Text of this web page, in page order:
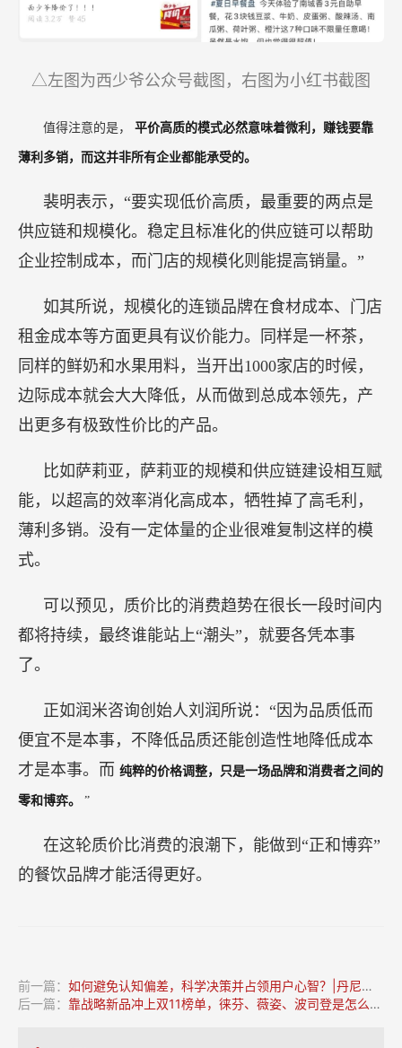
△左图为西少爷公众号截图，右图为小红书截图
值得注意的是， 平价高质的模式必然意味着微利，赚钱要靠
薄利多销，而这并非所有企业都能承受的。
裴明表示，“要实现低价高质，最重要的两点是
供应链和规模化。稳定且标准化的供应链可以帮助
企业控制成本，而门店的规模化则能提高销量。”
如其所说，规模化的连锁品牌在食材成本、门店
租金成本等方面更具有议价能力。同样是一杯茶，
同样的鲜奶和水果用料，当开出1000家店的时候，
边际成本就会大大降低，从而做到总成本领先，产
出更多有极致性价比的产品。
比如萨莉亚，萨莉亚的规模和供应链建设相互赋
能，以超高的效率消化高成本，牺牲掉了高毛利，
薄利多销。没有一定体量的企业很难复制这样的模
式。
可以预见，质价比的消费趋势在很长一段时间内
都将持续，最终谁能站上“潮头”，就要各凭本事
了。
正如润米咨询创始人刘润所说：“因为品质低而
便宜不是本事，不降低品质还能创造性地降低成本
才是本事。而 纯粹的价格调整，只是一场品牌和消费者之间的
零和博弈。 ”
在这轮质价比消费的浪潮下，能做到“正和博弈”
的餐饮品牌才能活得更好。
前一篇： 如何避免认知偏差，科学决策并占领用户心智？|丹尼尔·卡尼曼
后一篇： 靠战略新品冲上双11榜单，徕芬、薇姿、波司登是怎么做到的？